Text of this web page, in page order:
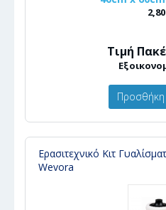
Τιμή
Προσθήκη
Ερασιτεχνικό Κιτ
Wevora